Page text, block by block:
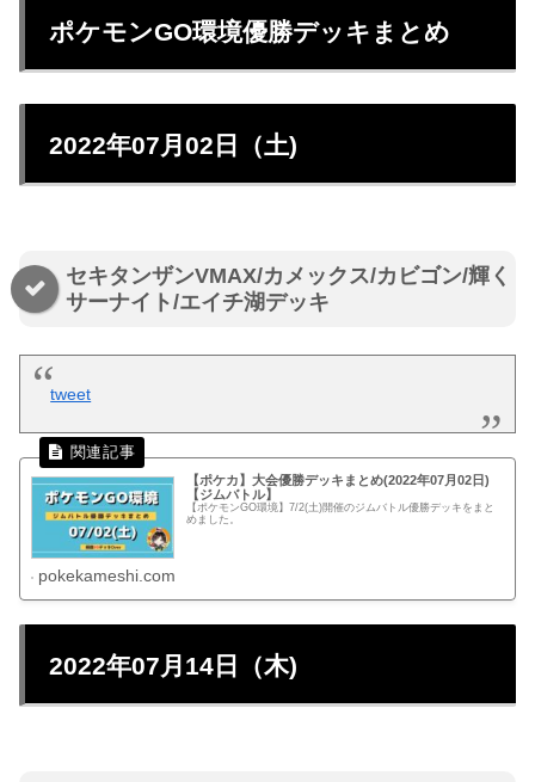
ポケモンGO環境優勝デッキまとめ
2022年07月02日（土)
セキタンザンVMAX/カメックス/カビゴン/輝く
サーナイト/エイチ湖デッキ
tweet
【ポケカ】大会優勝デッキまとめ(2022年07月02日)
【ジムバトル】
【ポケモンGO環境】7/2(土)開催のジムバトル優勝デッキをまと
めました。
pokekameshi.com
2022年07月14日（木)